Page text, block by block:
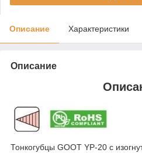
Описание Характеристики
Описание
Тонкогубцы GOOT YP-20 с